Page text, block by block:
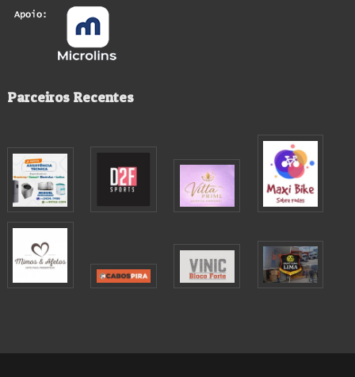
Parceiros Recentes